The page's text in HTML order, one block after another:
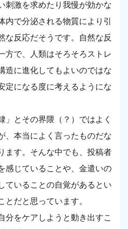
刺激を求めたり我慢が効かな
内で分泌される物質により引
な反応だそうです。自然な反
方で、人類はそろそろストレ
造に進化してもよいのではな
定になる度に考えるようにな
」とその界隈（？）ではよく
、本当によく言ったものだな
ます。そんな中でも、投稿者
感じていることや、金遣いの
ていることの自覚があるとい
とだと思っています。
分をケアしようと動き出すこ